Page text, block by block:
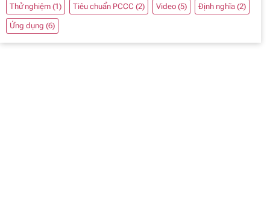
Thử nghiệm (1) Tiêu chuẩn PCCC (2) Video (5) Định nghĩa (2)
Ứng dụng (6)